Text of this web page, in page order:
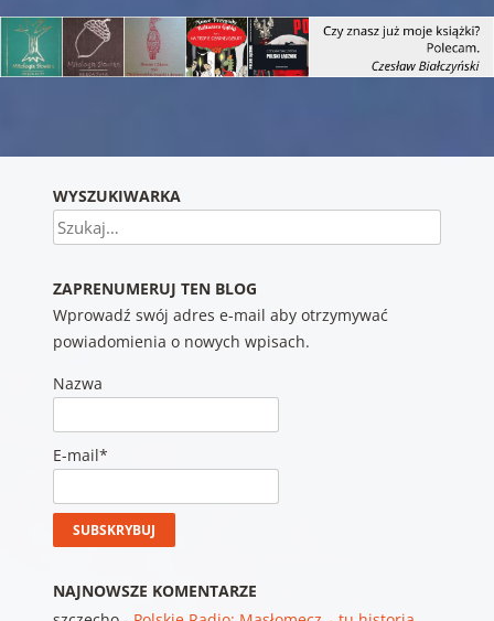
WYSZUKIWARKA
Szukaj
ZAPRENUMERUJ TEN BLOG
Wprowadź swój adres e-mail aby otrzymywać
powiadomienia o nowych wpisach.
Nazwa
E-mail*
NAJNOWSZE KOMENTARZE